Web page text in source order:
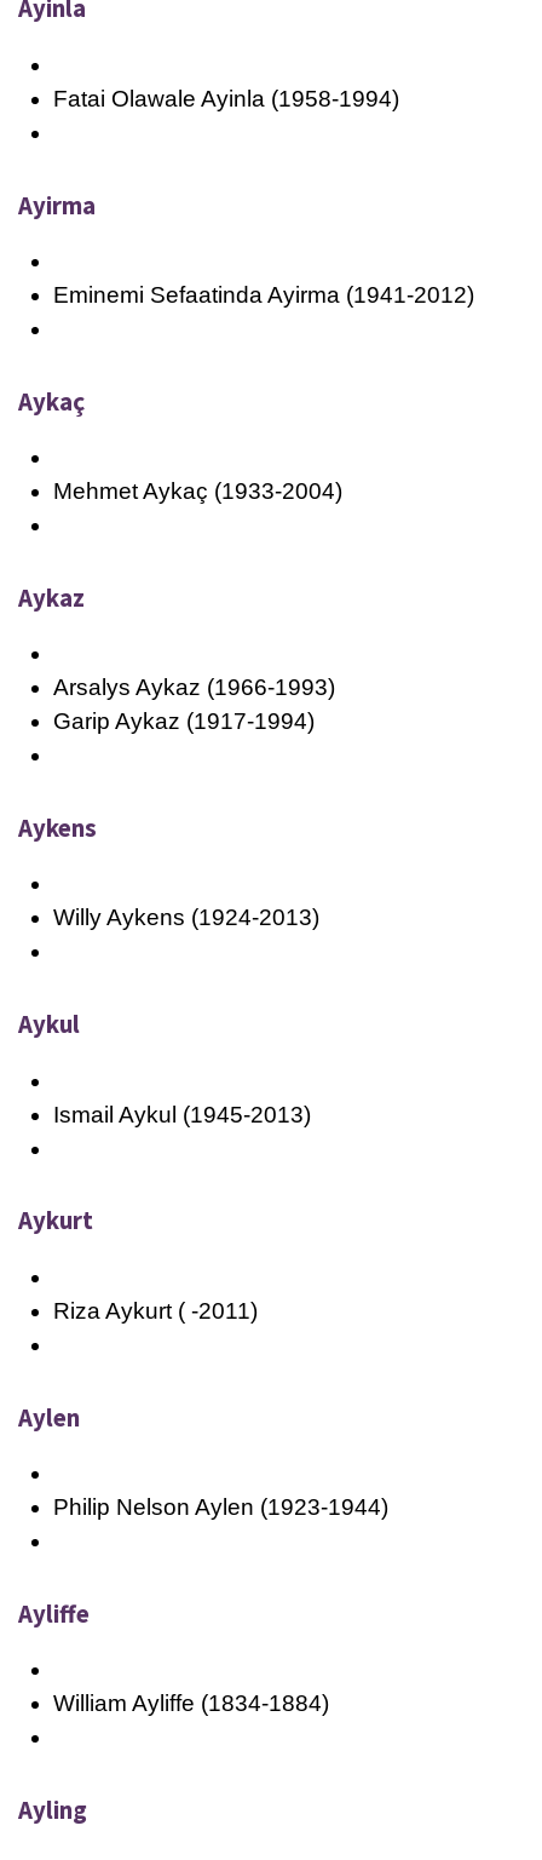
Ayinla
Fatai Olawale Ayinla (1958-1994)
Ayirma
Eminemi Sefaatinda Ayirma (1941-2012)
Aykaç
Mehmet Aykaç (1933-2004)
Aykaz
Arsalys Aykaz (1966-1993)
Garip Aykaz (1917-1994)
Aykens
Willy Aykens (1924-2013)
Aykul
Ismail Aykul (1945-2013)
Aykurt
Riza Aykurt ( -2011)
Aylen
Philip Nelson Aylen (1923-1944)
Ayliffe
William Ayliffe (1834-1884)
Ayling